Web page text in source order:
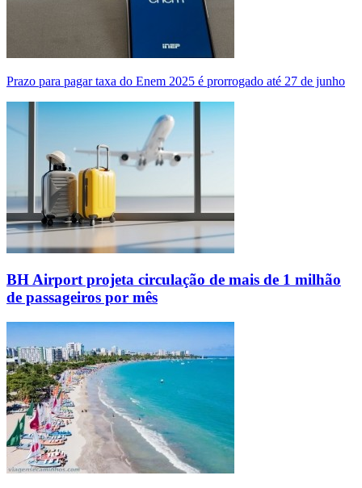
Prazo para pagar taxa do Enem 2025 é prorrogado até 27 de junho
BH Airport projeta circulação de mais de 1 milhão
de passageiros por mês